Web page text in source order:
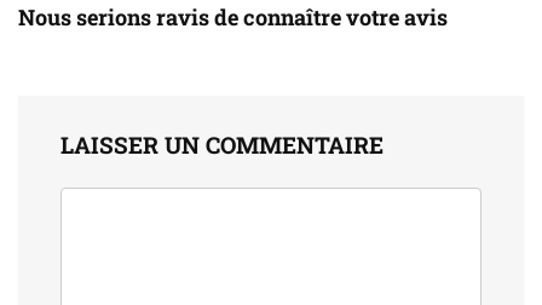
Nous serions ravis de connaître votre avis
LAISSER UN COMMENTAIRE